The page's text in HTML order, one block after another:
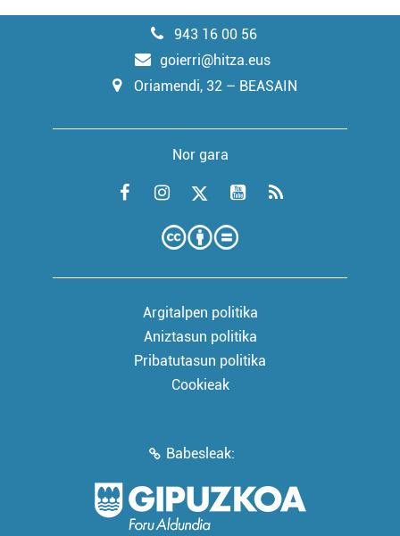
943 16 00 56
goierri@hitza.eus
Oriamendi, 32 – BEASAIN
Nor gara
Argitalpen politika
Aniztasun politika
Pribatutasun politika
Cookieak
Babesleak: